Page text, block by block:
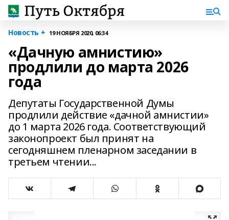
Новость + 19 НОЯБРЯ 2020, 06:34
«Дачную амнистию»
продлили до марта 2026
года
Депутаты Государственной Думы
продлили действие «дачной амнистии»
до 1 марта 2026 года. Соответствующий
законопроект был принят на
сегодняшнем пленарном заседании в
третьем чтении...